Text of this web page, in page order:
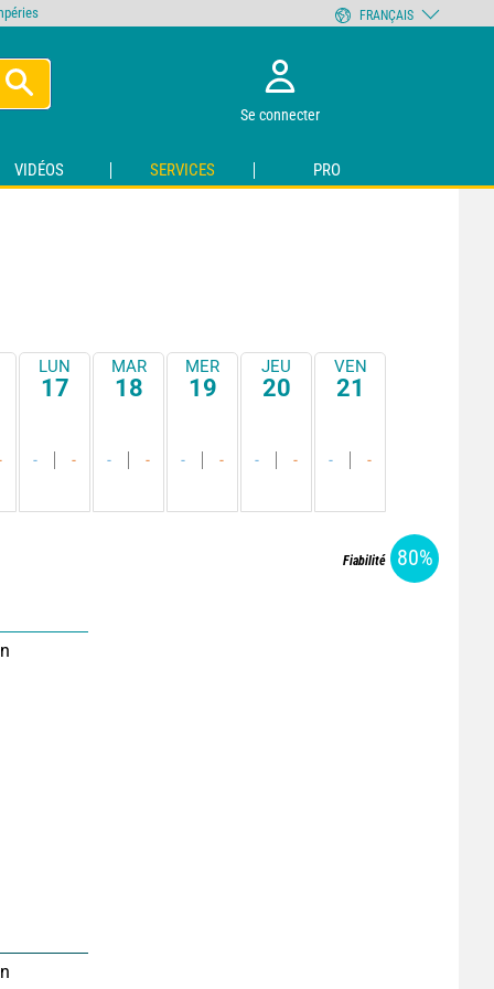
Se connecter
VIDÉOS SERVICES PRO
LUN
17
- -
MAR
18
- -
MER
19
- -
JEU
20
- -
VEN
21
- -
Fiabilité 80%
FRANÇAIS